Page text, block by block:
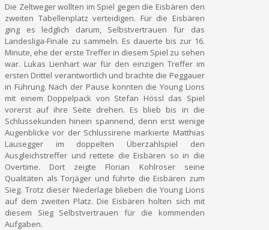
Die Zeltweger wollten im Spiel gegen die Eisbären den
zweiten Tabellenplatz verteidigen. Für die Eisbären
ging es ledglich darum, Selbstvertrauen für das
Landesliga-Finale zu sammeln. Es dauerte bis zur 16.
Minute, ehe der erste Treffer in diesem Spiel zu sehen
war. Lukas Lienhart war für den einzigen Treffer im
ersten Drittel verantwortlich und brachte die Peggauer
in Führung. Nach der Pause konnten die Young Lions
mit einem Doppelpack von Stefan Hössl das Spiel
vorerst auf ihre Seite drehen. Es blieb bis in die
Schlussekunden hinein spannend, denn erst wenige
Augenblicke vor der Schlussirene markierte Matthias
Lausegger im doppelten Überzahlspiel den
Ausgleichstreffer und rettete die Eisbären so in die
Overtime. Dort zeigte Florian Kohlroser seine
Qualitäten als Torjäger und führte die Eisbären zum
Sieg. Trotz dieser Niederlage blieben die Young Lions
auf dem zweiten Platz. Die Eisbären holten sich mit
diesem Sieg Selbstvertrauen für die kommenden
Aufgaben.